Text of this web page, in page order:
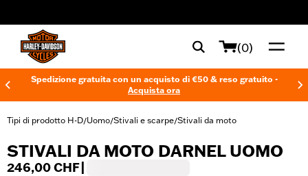
(0)
Spedizione gratuita con un acquisto di €50 & reso gratuito -
Acquista ora
Tipi di prodotto H-D/Uomo/Stivali e scarpe/Stivali da moto
STIVALI DA MOTO DARNEL UOMO
246,00 CHF